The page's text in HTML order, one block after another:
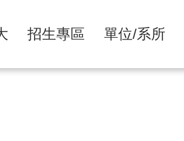
招生專區 單位/系所